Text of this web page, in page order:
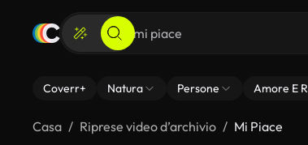
Coverr+ Natura Persone Amore E
Casa Riprese video d’archivio Mi Piace